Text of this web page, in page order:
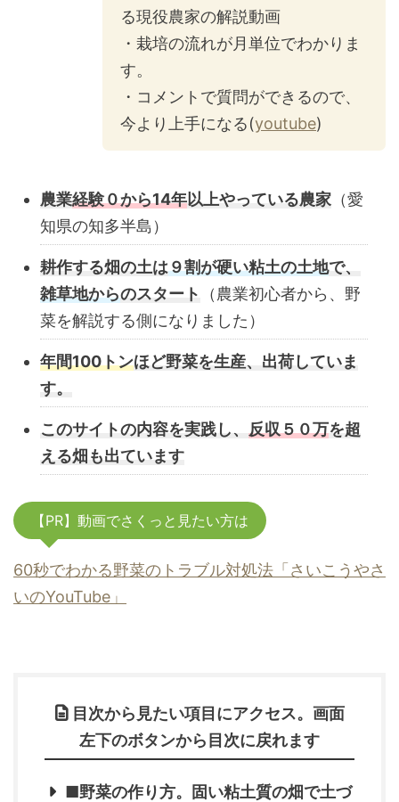
る現役農家の解説動画
・栽培の流れが月単位でわかりま
す。
・コメントで質問ができるので、
今より上手になる(youtube)
農業経験０から14年以上やっている農家 （愛
知県の知多半島）
耕作する畑の土は９割が硬い粘土の土地で、
雑草地からのスタート
（農業初心者から、野
菜を解説する側になりました）
年間100トンほど野菜を生産、出荷していま
す。
このサイトの内容を実践し、 反収５０万を超
える畑も出ています
【PR】動画でさくっと見たい方は
60秒でわかる野菜のトラブル対処法「さいこうやさ
いのYouTube」
目次から見たい項目にアクセス。画面
左下のボタンから目次に戻れます
■野菜の作り方。固い粘土質の畑で土づ